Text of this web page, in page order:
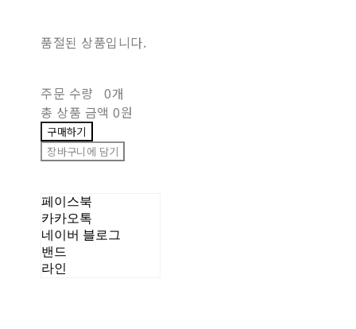
품절된 상품입니다.
주문 수량
0개
총 상품 금액 0원
구매하기
장바구니에 담기
페이스북
카카오톡
네이버 블로그
밴드
라인